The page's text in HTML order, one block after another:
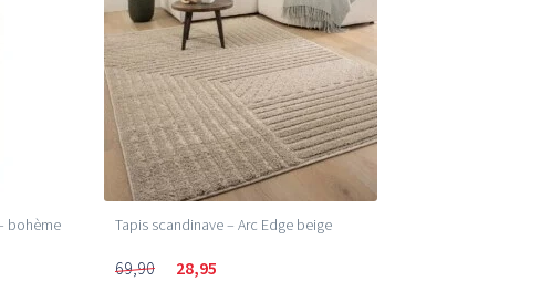
bohème
Tapis scandinave – Arc Edge beige
69,90 28,95